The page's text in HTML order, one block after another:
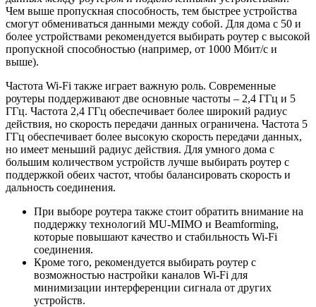
Чем выше пропускная способность, тем быстрее устройства
смогут обмениваться данными между собой. Для дома с 50 и
более устройствами рекомендуется выбирать роутер с высокой
пропускной способностью (например, от 1000 Мбит/с и
выше).
Частота Wi-Fi также играет важную роль. Современные
роутеры поддерживают две основные частоты – 2,4 ГГц и 5
ГГц. Частота 2,4 ГГц обеспечивает более широкий радиус
действия, но скорость передачи данных ограничена. Частота 5
ГГц обеспечивает более высокую скорость передачи данных,
но имеет меньший радиус действия. Для умного дома с
большим количеством устройств лучше выбирать роутер с
поддержкой обеих частот, чтобы балансировать скорость и
дальность соединения.
При выборе роутера также стоит обратить внимание на
поддержку технологий MU-MIMO и Beamforming,
которые повышают качество и стабильность Wi-Fi
соединения.
Кроме того, рекомендуется выбирать роутер с
возможностью настройки каналов Wi-Fi для
минимизации интерференции сигнала от других
устройств.